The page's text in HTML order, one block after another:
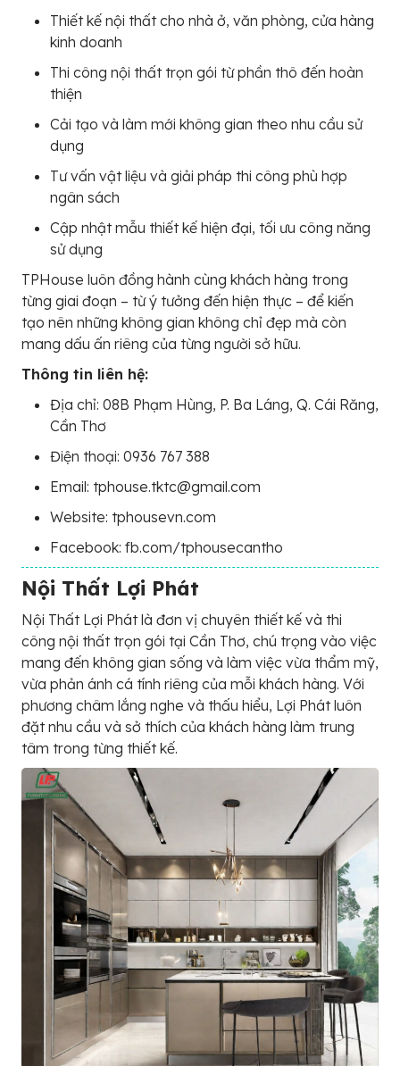
Thiết kế nội thất cho nhà ở, văn phòng, cửa hàng
kinh doanh
Thi công nội thất trọn gói từ phần thô đến hoàn
thiện
Cải tạo và làm mới không gian theo nhu cầu sử
dụng
Tư vấn vật liệu và giải pháp thi công phù hợp
ngân sách
Cập nhật mẫu thiết kế hiện đại, tối ưu công năng
sử dụng
TPHouse luôn đồng hành cùng khách hàng trong
từng giai đoạn – từ ý tưởng đến hiện thực – để kiến
tạo nên những không gian không chỉ đẹp mà còn
mang dấu ấn riêng của từng người sở hữu.
Thông tin liên hệ:
Địa chỉ: 08B Phạm Hùng, P. Ba Láng, Q. Cái Răng,
Cần Thơ
Điện thoại: 0936 767 388
Email: tphouse.tktc@gmail.com
Website: tphousevn.com
Facebook: fb.com/tphousecantho
Nội Thất Lợi Phát
Nội Thất Lợi Phát là đơn vị chuyên thiết kế và thi
công nội thất trọn gói tại Cần Thơ, chú trọng vào việc
mang đến không gian sống và làm việc vừa thẩm mỹ,
vừa phản ánh cá tính riêng của mỗi khách hàng. Với
phương châm lắng nghe và thấu hiểu, Lợi Phát luôn
đặt nhu cầu và sở thích của khách hàng làm trung
tâm trong từng thiết kế.